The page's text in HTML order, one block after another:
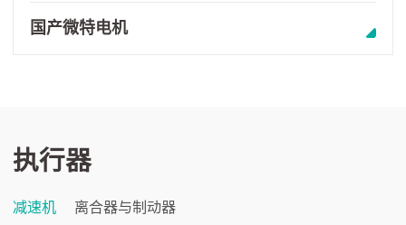
国产微特电机
执行器
减速机 离合器与制动器